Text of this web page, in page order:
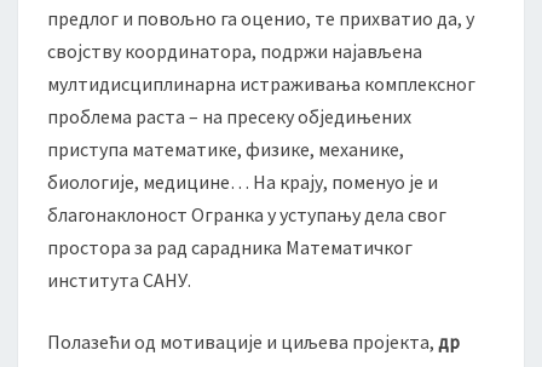
предлог и повољно га оценио, те прихватио да, у
својству координатора, подржи најављена
мултидисциплинарна истраживања комплексног
проблема раста – на пресеку обједињених
приступа математике, физике, механике,
биологије, медицине… На крају, поменуо је и
благонаклоност Огранка у уступању дела свог
простора за рад сарадника Математичког
института САНУ.
Полазећи од мотивације и циљева пројекта, др